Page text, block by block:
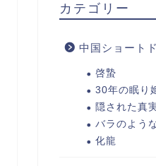
カテゴリー
中国ショート
啓蟄
30年の眠り
隠された真
バラのよう
化龍